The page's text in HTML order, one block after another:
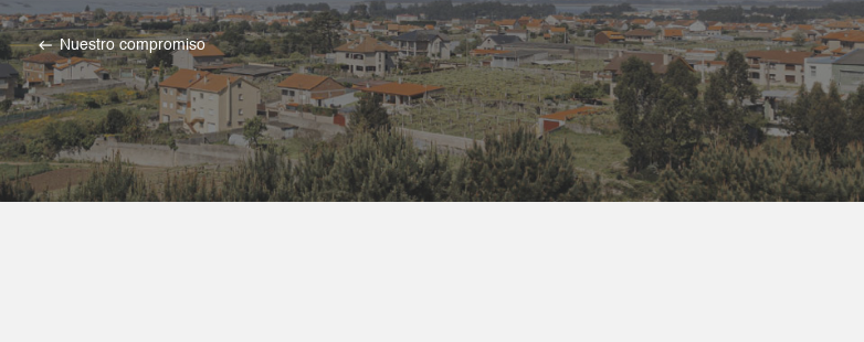
west Nuestro compromiso